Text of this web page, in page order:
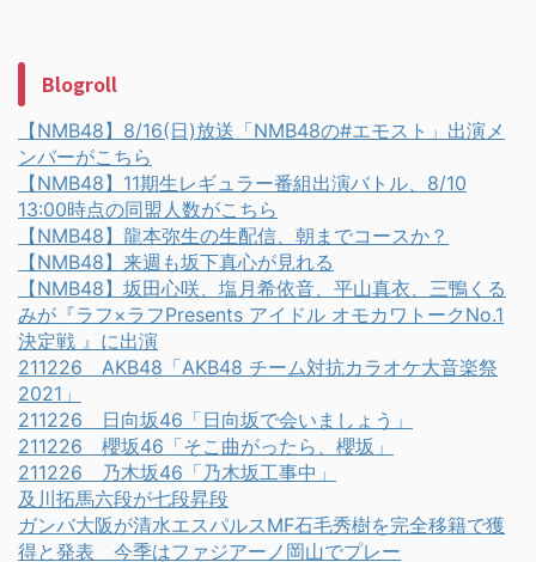
Blogroll
【NMB48】8/16(日)放送「NMB48の#エモスト」出演メ
ンバーがこちら
【NMB48】11期生レギュラー番組出演バトル、8/10
13:00時点の同盟人数がこちら
【NMB48】龍本弥生の生配信、朝までコースか？
【NMB48】来週も坂下真心が見れる
【NMB48】坂田心咲、塩月希依音、平山真衣、三鴨くる
みが『ラフ×ラフPresents アイドル オモカワトークNo.1
決定戦 』に出演
211226 AKB48「AKB48 チーム対抗カラオケ大音楽祭
2021」
211226 日向坂46「日向坂で会いましょう」
211226 櫻坂46「そこ曲がったら、櫻坂」
211226 乃木坂46「乃木坂工事中」
及川拓馬六段が七段昇段
ガンバ大阪が清水エスパルスMF石毛秀樹を完全移籍で獲
得と発表 今季はファジアーノ岡山でプレー